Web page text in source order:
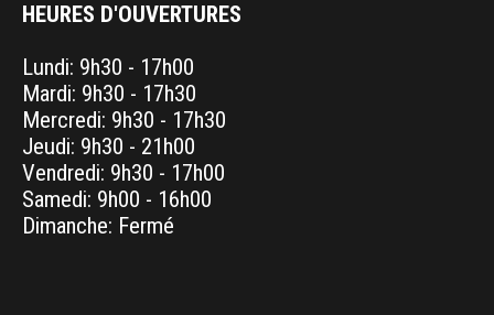
HEURES D'OUVERTURES
Lundi: 9h30 - 17h00
Mardi: 9h30 - 17h30
Mercredi: 9h30 - 17h30
Jeudi: 9h30 - 21h00
Vendredi: 9h30 - 17h00
Samedi: 9h00 - 16h00
Dimanche: Fermé